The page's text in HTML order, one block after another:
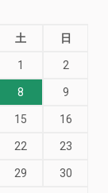
土 日
1 2
8 9
15 16
22 23
29 30